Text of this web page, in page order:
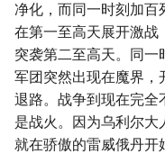
净化，而同一时刻加百
在第一至高天展开激战
突袭第二至高天。同
军团突然出现在魔界，
退路。战争到现在完全
是战火。因为乌利尔大
就在骄傲的雷威俄丹开